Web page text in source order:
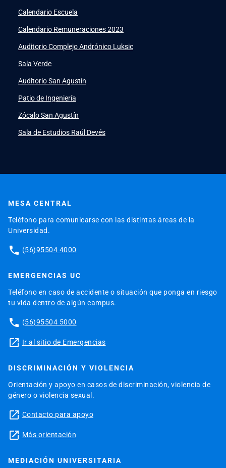
Academic Intelligence
PeopleSoft launch
ERPlaunch
Calendario Escuela
Calendario Remuneraciones 2023
Auditorio Complejo Andrónico Luksic
Sala Verde
Auditorio San Agustín
Patio de Ingeniería
Zócalo San Agustín
Sala de Estudios Raúl Devés
MESA CENTRAL
Teléfono para comunicarse con las distintas áreas de la
Universidad.
phone (56)95504 4000
EMERGENCIAS UC
Teléfono en caso de accidente o situación que ponga en riesgo
tu vida dentro de algún campus.
phone (56)95504 5000
launch Ir al sitio de Emergencias
DISCRIMINACIÓN Y VIOLENCIA
Orientación y apoyo en casos de discriminación, violencia de
género o violencia sexual.
launch Contacto para apoyo
launch Más orientación
MEDIACIÓN UNIVERSITARIA